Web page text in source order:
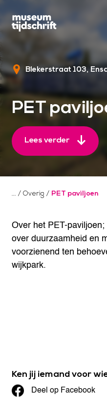
p
t
o
c
Blekerstraat 103
PET
Lees verder
/ Overig / PET paviljoen
Over het PET-
over duurzaamheid en
voorzienend ten
wijkpark.
Ken jij iemand voor
Deel op Facebook